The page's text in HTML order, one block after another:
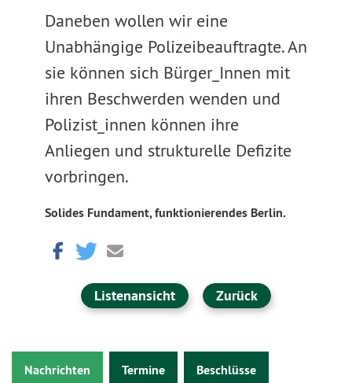
Daneben wollen wir eine
Unabhängige Polizeibeauftragte. An
sie können sich Bürger_Innen mit
ihren Beschwerden wenden und
Polizist_innen können ihre
Anliegen und strukturelle Defizite
vorbringen.
Solides Fundament, funktionierendes Berlin.
Listenansicht Zurück
Nachrichten Termine Beschlüsse